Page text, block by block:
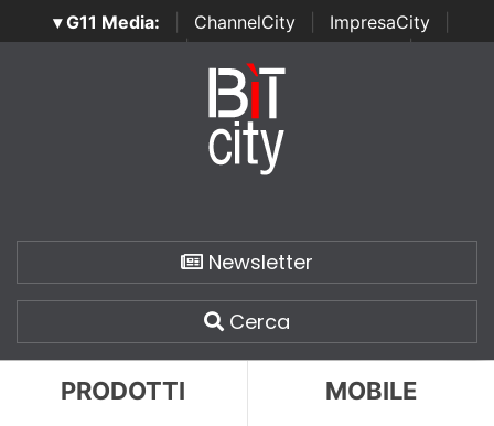
▾ G11 Media: ChannelCity ImpresaCity
SecurityOpenLab | Italian Channel Awards | Italian
Italian Security Awards
Newsletter
Cerca
PRODOTTI MOBILE